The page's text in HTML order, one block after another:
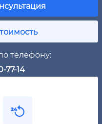
телефону:
77-14